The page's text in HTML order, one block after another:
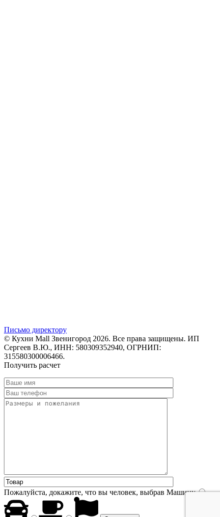
Письмо директору
© Кухни Mall Звенигород 2026. Все права защищены. ИП
Сергеев В.Ю., ИНН: 580309352940, ОГРНИП:
315580300006466.
Получить расчет
Пожалуйста, докажите, что вы человек, выбрав Машину.